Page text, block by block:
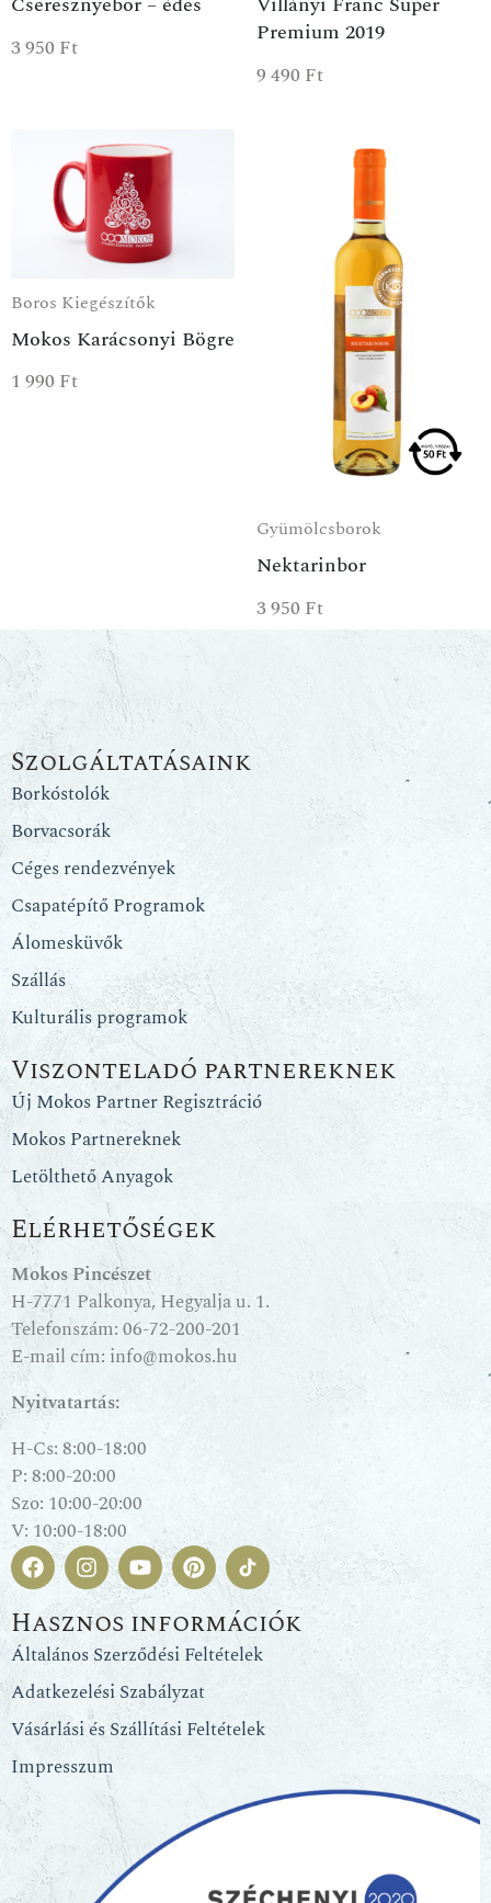
3 950 Ft
Premium 2019
9 490 Ft
Boros Kiegészítők
Mokos Karácsonyi Bögre
1 990 Ft
Gyümölcsborok
Nektarinbor
3 950 Ft
Szolgáltatásaink
Borkóstolók
Borvacsorák
Céges rendezvények
Csapatépítő Programok
Álomesküvők
Szállás
Kulturális programok
Viszonteladó partnereknek
Új Mokos Partner Regisztráció
Mokos Partnereknek
Letölthető Anyagok
Elérhetőségek
Mokos Pincészet
H-7771 Palkonya, Hegyalja u. 1.
Telefonszám:06-72-200-201
E-mail cím: info@mokos.hu
Nyitvatartás:
H-Cs: 8:00-18:00
P: 8:00-20:00
Szo: 10:00-20:00
V: 10:00-18:00
Hasznos információk
Általános Szerződési Feltételek
Adatkezelési Szabályzat
Vásárlási és Szállítási Feltételek
Impresszum